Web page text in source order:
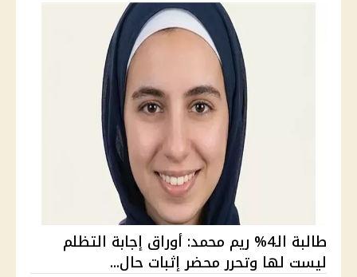
طالبة الـ4% ريم محمد: أوراق إجابة التظلم
ليست لها وتحرر محضر إثبات حال...